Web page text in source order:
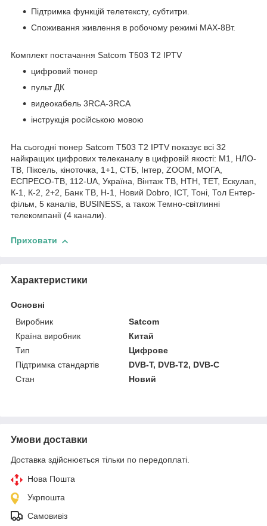
Підтримка функцій телетексту, субтитри.
Споживання живлення в робочому режимі MAX-8Вт.
Комплект постачання Satcom T503 T2 IPTV
цифровий тюнер
пульт ДК
видеокабель 3RCA-3RCA
інструкція російською мовою
На сьогодні тюнер Satcom T503 T2 IPTV показує всі 32
найкращих цифрових телеканалу в цифровій якості: M1, НЛО-
ТВ, Піксель, кіноточка, 1+1, СТБ, Інтер, ZOOM, МОГА,
ЕСПРЕСО-ТВ, 112-UA, Україна, Вінтаж ТВ, НТН, ТЕТ, Ескулап,
К-1, К-2, 2+2, Банк ТВ, Н-1, Новий Dobro, ICT, Тоні, Тол Ентер-
фільм, 5 каналів, BUSINESS, а також Темно-світлинні
телекомпанії (4 канали).
Приховати
Характеристики
Основні
Виробник
Satcom
Країна виробник
Китай
Тип
Цифрове
Підтримка стандартів
DVB-T, DVB-T2, DVB-C
Стан
Новий
Умови доставки
Доставка здійснюється тільки по передоплаті.
Нова Пошта
Укрпошта
Самовивіз